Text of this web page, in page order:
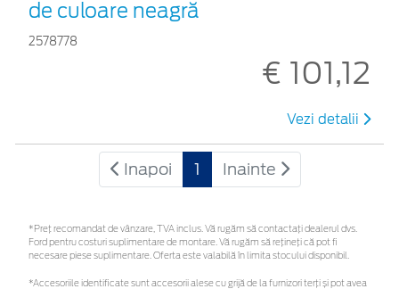
de culoare neagră
2578778
€ 101,12
Vezi detalii
Inapoi 1 Inainte
*Preţ recomandat de vânzare, TVA inclus. Vă rugăm să contactaţi dealerul dvs.
Ford pentru costuri suplimentare de montare. Vă rugăm să rețineți că pot fi
necesare piese suplimentare. Oferta este valabilă în limita stocului disponibil.
*Accesoriile identificate sunt accesorii alese cu grijă de la furnizori terți și pot avea